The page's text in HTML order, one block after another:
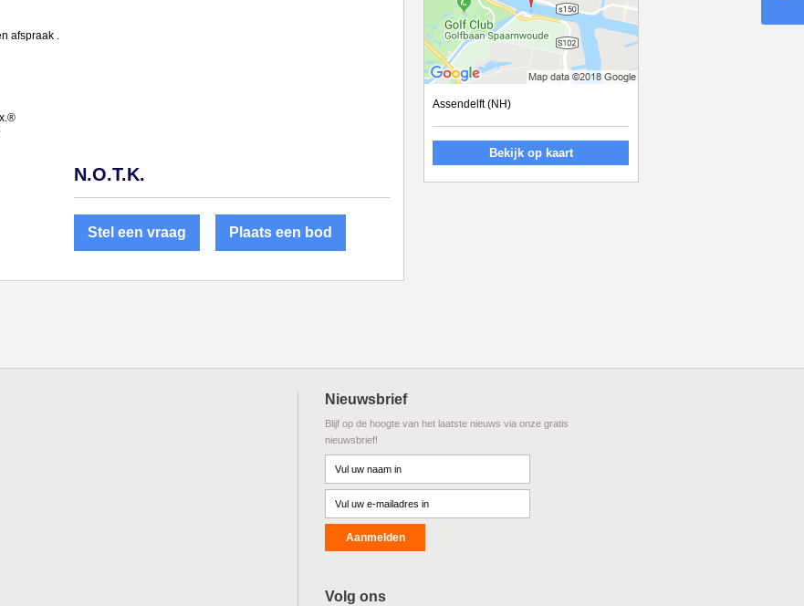
afspraak .
N.O.T.K.
Stel een vraag Plaats een bod
Assendelft (NH)
Bekijk op kaart
Nieuwsbrief
Blijf op de hoogte van het laatste nieuws via onze gratis
nieuwsbrief!
Volg ons